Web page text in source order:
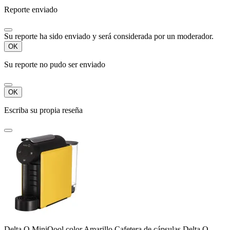
Reporte enviado
Su reporte ha sido enviado y será considerada por un moderador.
OK
Su reporte no pudo ser enviado
OK
Escriba su propia reseña